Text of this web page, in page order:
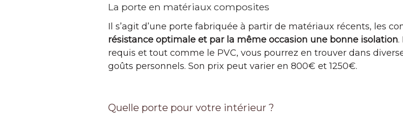
La porte en matériaux composites
Il s’agit d’une porte fabriquée à partir de matériaux récents, les
résistance optimale et par la même occasion une bonne isolation.
requis et tout comme le PVC, vous pourrez en trouver dans
goûts personnels. Son prix peut varier en 800€ et 1250€.
Quelle porte pour votre intérieur ?